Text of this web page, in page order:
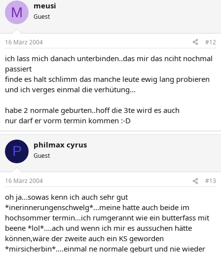
M meusi
Guest
16 März 2004 #12
ich lass mich danach unterbinden..das mir das nciht nochmal
passiert
finde es halt schlimm das manche leute ewig lang probieren
und ich verges einmal die verhütung...
habe 2 normale geburten..hoff die 3te wird es auch
nur darf er vorm termin kommen :-D
P philmax cyrus
Guest
16 März 2004 #13
oh ja...sowas kenn ich auch sehr gut
*inerinnerungenschwelg*...meine hatte auch beide im
hochsommer termin...ich rumgerannt wie ein butterfass mit
beene *lol*....ach und wenn ich mir es aussuchen hätte
können,wäre der zweite auch ein KS geworden
*mirsicherbin*....einmal ne normale geburt und nie wieder